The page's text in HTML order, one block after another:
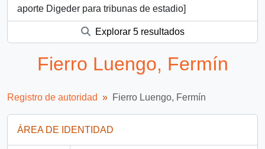
aporte Digeder para tribunas de estadio]
Explorar 5 resultados
Fierro Luengo, Fermín
Registro de autoridad Fierro Luengo, Fermín
ÁREA DE IDENTIDAD